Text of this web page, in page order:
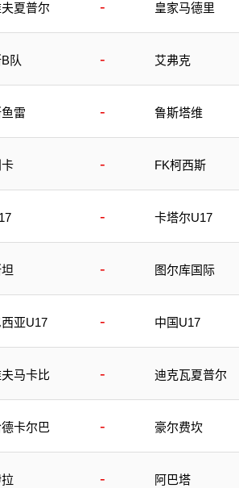
夏普尔 - 皇家马德里
队 - 艾弗克
雷 - 鲁斯塔维
- FK柯西斯
- 卡塔尔U17
- 图尔库国际
亚U17 - 中国U17
马卡比 - 迪克瓦夏普尔
卡尔巴 - 豪尔费坎
- 阿巴塔